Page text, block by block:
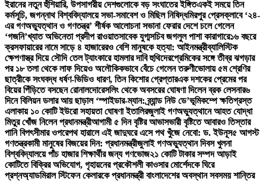
ইরানের নতুন হুঁশিয়ারি, উপসাগরীয় দেশগুলোকে বড় সংঘাতের ইঙ্গিতএকই সময়ে তিন
কর্মসূচি, জগন্নাথ বিশ্ববিদ্যালয়ে সভা-সমাবেশ ও মিছিল নিষিদ্ধমিরপুর প্রেসক্লাবে ‘২৪-
এর গণঅভ্যুত্থান ও গণতন্ত্র’ শীর্ষক আলোচনা সভানা ফেরার দেশে চলে গেলেন
‘গজনি’খ্যাত অভিনেতা প্রদীপ রাওয়াতসাবেক যুগ্মসচিব জগলুল পাশা কারাগারে১৬ বছরে
ক্রসফায়ারের নামে সাড়ে ৪ হাজারেরও বেশি মানুষকে হত্যা: আইনমন্ত্রীব্যালিস্টিক
ক্ষেপণাস্ত্র দিয়ে সৌদি তেল ট্যাংকারে হামলার দাবি হুথিদেরপ্রেমিকের সঙ্গে তীব্র ঝগড়ার
পর ১৮ তলা থেকে লাফ দিয়েও অলৌকিকভাবে বেঁচে গেলেন তরুণীভোলায় ৫ম শ্রেণির
ছাত্রীকে সংঘবদ্ধ ধর্ষণ-ভিডিও ধারণ, তিন কিশোর গ্রেপ্তারএক দশকের প্রেমের পর
বিয়ের পিঁড়িতে বসছেন রোনালদোরেসলিং থেকে অবসরের ঘোষণা দিলেন ব্রক লেসনার৬
দিনে বিলিয়ন ডলার আয় ছাড়াল ‘স্পাইডার-ম্যান: ব্র্যান্ড নিউ ডে’ভূমিকম্পে ক্ষতিগ্রস্ত
এলাকায় ১০ কোটি ইউরো সহায়তা ঘোষণা ইতালিরজুলাই গণঅভ্যুত্থানে আহত যোদ্ধা
মিতুর খোঁজ নিলেন প্রধানমন্ত্রীআগামী ৫ দিন বৃষ্টির আভাসভারী বৃষ্টিতে আবারও তিস্তার
পানি বিপৎসীমার ওপরেপথ হারালে এই জাদুঘরে এসে পথ খুঁজে নেবো: ড. ইউনূস৫ আগস্ট
গণতন্ত্রকামী মানুষের বিজয়ের দিন: প্রধানমন্ত্রীজুলাই গণঅভ্যুত্থান দিবস খুলনা
বিশ্ববিদ্যালয়ে পাঁচ হাজার শিক্ষার্থীর জন্য গণভোজ২১ কোটি টাকার সম্পদ আড়াই
কোটিতে বিক্রির অভিযোগ, গৃহায়নের প্রকৌশলী কাওসার মোর্শেদকে ঘিরে
প্রশ্নঅ্যাডমিরাল স্টিফেন কেলারকে প্রধানমন্ত্রী বাংলাদেশের অবস্থান সবসময় শান্তির